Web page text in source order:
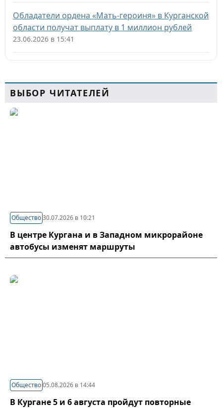
Обладатели ордена «Мать-героиня» в Курганской
области получат выплату в 1 миллион рублей
23.06.2026 в 15:41
ВЫБОР ЧИТАТЕЛЕЙ
Общество30.07.2026 в 10:21
В центре Кургана и в Западном микрорайоне
автобусы изменят маршруты
Общество05.08.2026 в 14:44
В Кургане 5 и 6 августа пройдут повторные